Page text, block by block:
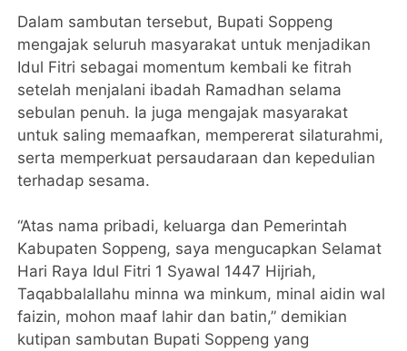
Dalam sambutan tersebut, Bupati Soppeng
mengajak seluruh masyarakat untuk menjadikan
Idul Fitri sebagai momentum kembali ke fitrah
setelah menjalani ibadah Ramadhan selama
sebulan penuh. Ia juga mengajak masyarakat
untuk saling memaafkan, mempererat silaturahmi,
serta memperkuat persaudaraan dan kepedulian
terhadap sesama.
“Atas nama pribadi, keluarga dan Pemerintah
Kabupaten Soppeng, saya mengucapkan Selamat
Hari Raya Idul Fitri 1 Syawal 1447 Hijriah,
Taqabbalallahu minna wa minkum, minal aidin wal
faizin, mohon maaf lahir dan batin,” demikian
kutipan sambutan Bupati Soppeng yang